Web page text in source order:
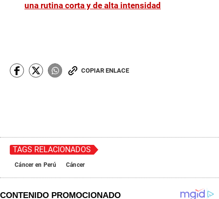
una rutina corta y de alta intensidad
COPIAR ENLACE
TAGS RELACIONADOS
Cáncer en Perú Cáncer